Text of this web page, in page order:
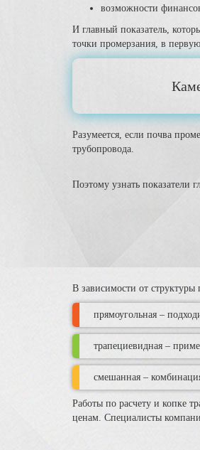
возможности
И главный показатель,
точки промерзания, в
Разумеется, если почва
трубопровода.
Поэтому узнать показатели
В зависимости от
прямоугольная –
трапециевидная –
смешанная –
Работы по расчету и копке
ценам. Специалисты